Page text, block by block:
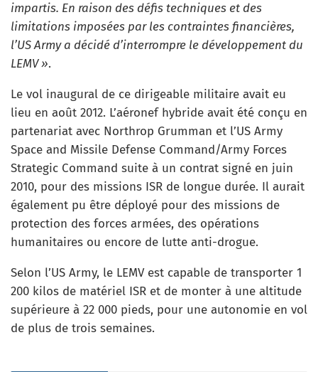
impartis. En raison des défis techniques et des
limitations imposées par les contraintes financières,
l’US Army a décidé d’interrompre le développement du
LEMV ».
Le vol inaugural de ce dirigeable militaire avait eu
lieu en août 2012. L’aéronef hybride avait été conçu en
partenariat avec Northrop Grumman et l’US Army
Space and Missile Defense Command/Army Forces
Strategic Command suite à un contrat signé en juin
2010, pour des missions ISR de longue durée. Il aurait
également pu être déployé pour des missions de
protection des forces armées, des opérations
humanitaires ou encore de lutte anti-drogue.
Selon l’US Army, le LEMV est capable de transporter 1
200 kilos de matériel ISR et de monter à une altitude
supérieure à 22 000 pieds, pour une autonomie en vol
de plus de trois semaines.